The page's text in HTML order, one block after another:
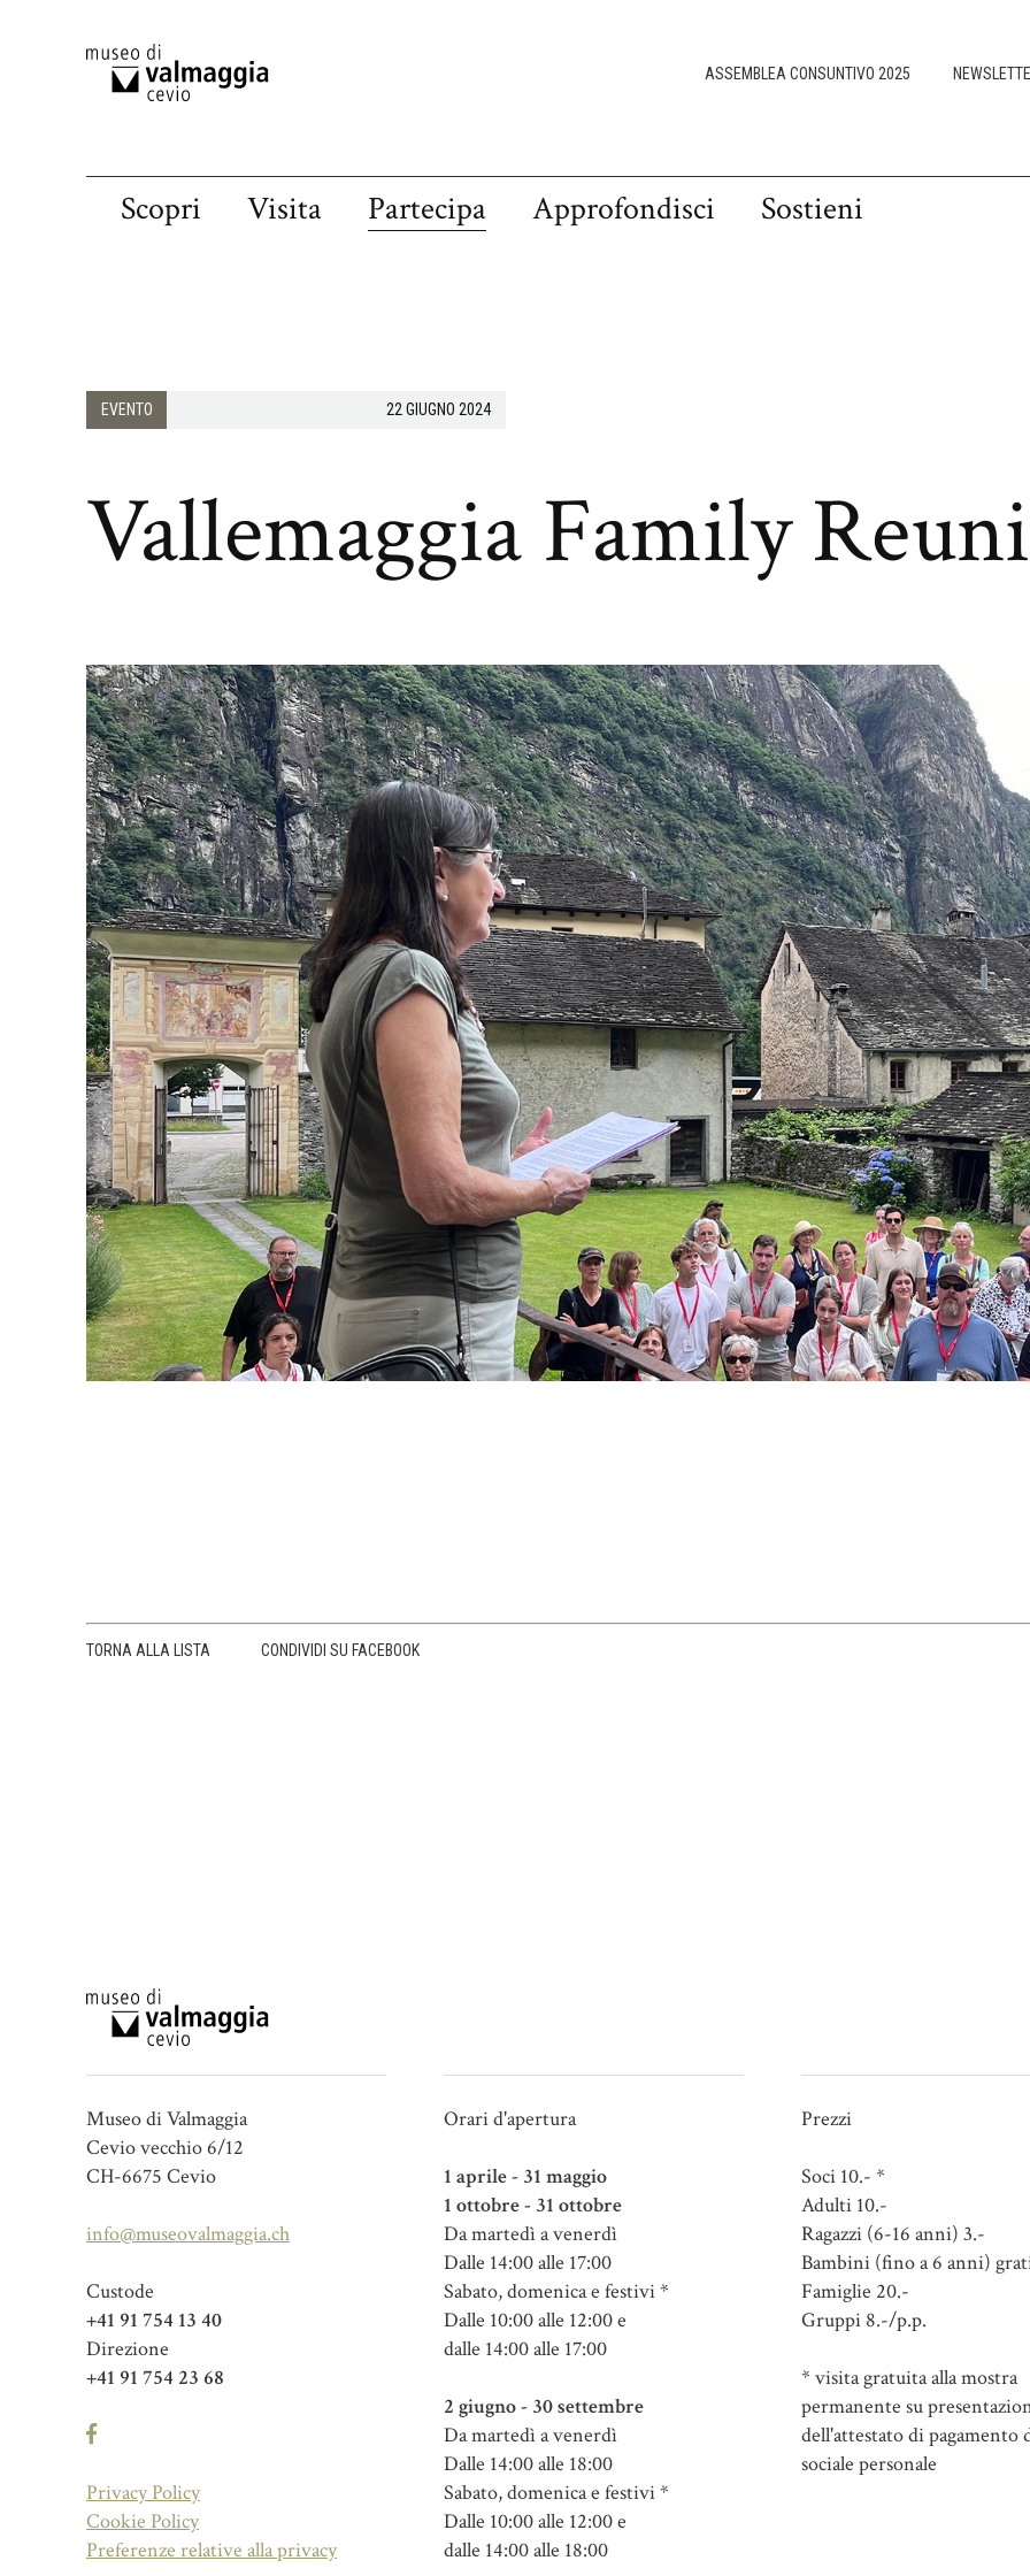
ASSEMBLEA CONSUNTIVO 2025
Scopri Visita Partecipa Approfondisci Sostieni
EVENTO 22 GIUGNO 2024
Vallemaggia Family
TORNA ALLA LISTA CONDIVIDI SU FACEBOOK
Museo di Valmaggia
Cevio vecchio 6/12
CH-6675 Cevio
info@museovalmaggia.ch
Custode
+41 91 754 13 40
Direzione
+41 91 754 23 68
Privacy Policy
Cookie Policy
Preferenze relative alla privacy
Orari d'apertura
1 aprile - 31 maggio
1 ottobre - 31 ottobre
Da martedì a venerdì
Dalle 14:00 alle 17:00
Sabato, domenica e festivi *
Dalle 10:00 alle 12:00 e
dalle 14:00 alle 17:00
2 giugno - 30 settembre
Da martedì a venerdì
Dalle 14:00 alle 18:00
Sabato, domenica e festivi *
Dalle 10:00 alle 12:00 e
dalle 14:00 alle 18:00
Prezzi
Soci 10.- *
Adulti 10.-
Ragazzi (6-16 anni) 3.-
Bambini (fino a 6 anni)
Famiglie 20.-
Gruppi 8.-/p.p.
* visita gratuita alla mostra
permanente su
dell'attestato di pagamento
sociale personale